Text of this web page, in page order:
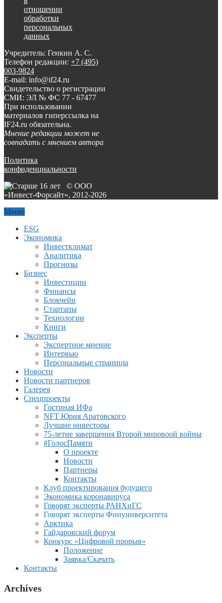
отношении
обработки
персональных
данных
Учредитель: Генкин А. С.
Телефон редакции: +7 (495)
003-9824
E-mail: info@if24.ru
Свидетельство о регистрации
СМИ: ЭЛ № ФС 77 - 67477
При использовании
материалов гиперссылка на
IF24.ru обязательна.
Мнение редакции может не
совпадать с мнением автора
Политика
конфиденциальности
© ООО
«Инвест-Форсайт», 2012-2026
Меню
ESG
Экономика
Инвестклимат
Аналитика
Прогнозы
Бизнес
Инвестиции
Финансы
Блокчейн
Стартапы
Технологии
Книги
Эксперты
Экспертное мнение
Интервью
Персональные страницы
Новости
Новости партнеров
Галерея
Спецпроекты
Гостиная ИФа
NFT Юрия Аратовского
Лучшие инвесторы
75-летие завершения Второй мировоой войны
#ГолосПамяти
О проекте
Новости
Партнеры
Контакты
Клуб проектирования будущего
Экономика коронавируса
Говорят эксперты РАНХиГС
Говорят эксперты Финуниверситета
Арктика
Гайдаровский форум
Конкурс «Цифровой прорыв»
Положение
Заявка/Скачать
Контакты
Archives